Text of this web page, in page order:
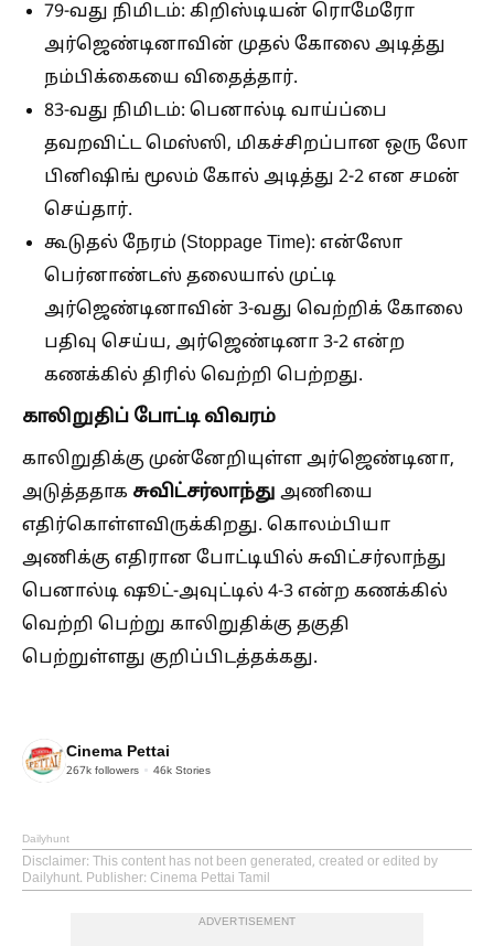
79-வது நிமிடம்: கிறிஸ்டியன் ரொமேரோ
அர்ஜெண்டினாவின் முதல் கோலை அடித்து
நம்பிக்கையை விதைத்தார்.
83-வது நிமிடம்: பெனால்டி வாய்ப்பை
தவறவிட்ட மெஸ்ஸி, மிகச்சிறப்பான ஒரு லோ
பினிஷிங் மூலம் கோல் அடித்து 2-2 என சமன்
செய்தார்.
கூடுதல் நேரம் (Stoppage Time): என்ஸோ
பெர்னாண்டஸ் தலையால் முட்டி
அர்ஜெண்டினாவின் 3-வது வெற்றிக் கோலை
பதிவு செய்ய, அர்ஜெண்டினா 3-2 என்ற
கணக்கில் திரில் வெற்றி பெற்றது.
காலிறுதிப் போட்டி விவரம்
காலிறுதிக்கு முன்னேறியுள்ள அர்ஜெண்டினா,
அடுத்ததாக சுவிட்சர்லாந்து அணியை
எதிர்கொள்ளவிருக்கிறது. கொலம்பியா
அணிக்கு எதிரான போட்டியில் சுவிட்சர்லாந்து
பெனால்டி ஷூட்-அவுட்டில் 4-3 என்ற கணக்கில்
வெற்றி பெற்று காலிறுதிக்கு தகுதி
பெற்றுள்ளது குறிப்பிடத்தக்கது.
Cinema Pettai
267k followers 46k Stories
Dailyhunt
Disclaimer: This content has not been generated, created or edited by
Dailyhunt. Publisher: Cinema Pettai Tamil
ADVERTISEMENT